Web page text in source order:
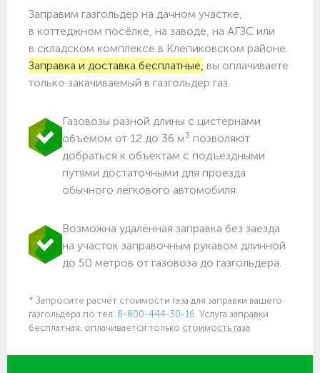
Заправим газгольдер на дачном участке,
в коттеджном посёлке, на заводе, на АГЗС или
в складском комплексе в Клепиковском районе.
Заправка и доставка бесплатные, вы оплачиваете
только закачиваемый в газгольдер газ.
Газовозы разной длины с цистернами
объемом от 12 до 36 м3 позволяют
добраться к объектам c подъездными
путями достаточными для проезда
обычного легкового автомобиля.
Возможна удалённая заправка без заезда
на участок заправочным рукавом длинной
до 50 метров от газовоза до газгольдера.
* Запросите расчёт стоимости газа для заправки вашего
газгольдера по тел. 8-800-444-30-16. Услуга заправки
бесплатная, оплачивается только стоимость газа